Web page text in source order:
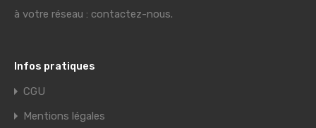
à votre réseau : contactez-nous.
Infos pratiques
CGU
Mentions légales